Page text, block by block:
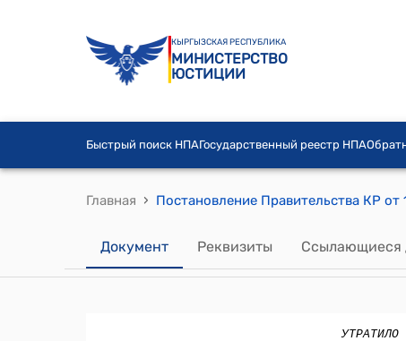
КЫРГЫЗСКАЯ РЕСПУБЛИКА
МИНИСТЕРСТВО
ЮСТИЦИИ
Быстрый поиск НПАГосударственный реестр НПА
Главная ›
Документ Реквизиты Ссылающиеся